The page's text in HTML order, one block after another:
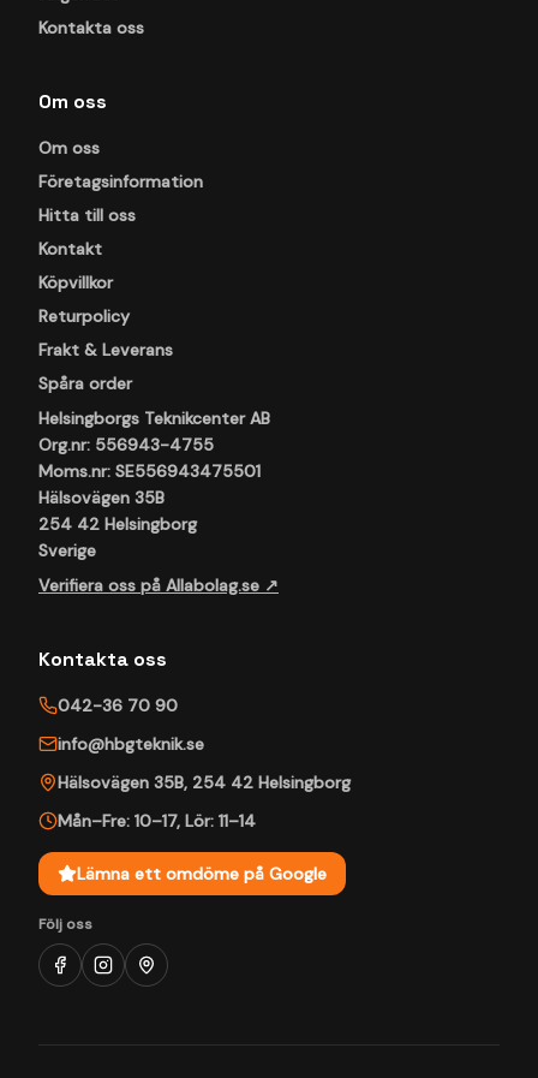
Kontakta oss
Om oss
Om oss
Företagsinformation
Hitta till oss
Kontakt
Köpvillkor
Returpolicy
Frakt & Leverans
Spåra order
Helsingborgs Teknikcenter AB
Org.nr: 556943-4755
Moms.nr: SE556943475501
Hälsovägen 35B
254 42 Helsingborg
Sverige
Verifiera oss på Allabolag.se ↗
Kontakta oss
042-36 70 90
info@hbgteknik.se
Hälsovägen 35B, 254 42 Helsingborg
Mån–Fre: 10–17, Lör: 11–14
Lämna ett omdöme på Google
Följ oss